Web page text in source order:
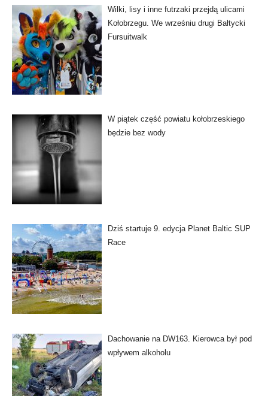
Wilki, lisy i inne futrzaki przejdą ulicami
Kołobrzegu. We wrześniu drugi Bałtycki
Fursuitwalk
W piątek część powiatu kołobrzeskiego
będzie bez wody
Dziś startuje 9. edycja Planet Baltic SUP
Race
Dachowanie na DW163. Kierowca był pod
wpływem alkoholu